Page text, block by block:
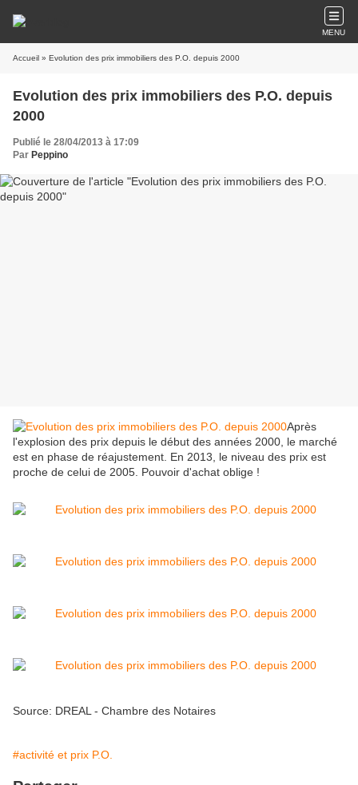
MENU
Accueil » Evolution des prix immobiliers des P.O. depuis 2000
Evolution des prix immobiliers des P.O. depuis
2000
Publié le 28/04/2013 à 17:09
Par Peppino
Après
l'explosion des prix depuis le début des années 2000, le marché
est en phase de réajustement. En 2013, le niveau des prix est
proche de celui de 2005. Pouvoir d'achat oblige !
Source: DREAL - Chambre des Notaires
#activité et prix P.O.